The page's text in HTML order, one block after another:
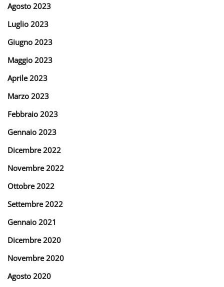
Agosto 2023
Luglio 2023
Giugno 2023
Maggio 2023
Aprile 2023
Marzo 2023
Febbraio 2023
Gennaio 2023
Dicembre 2022
Novembre 2022
Ottobre 2022
Settembre 2022
Gennaio 2021
Dicembre 2020
Novembre 2020
Agosto 2020